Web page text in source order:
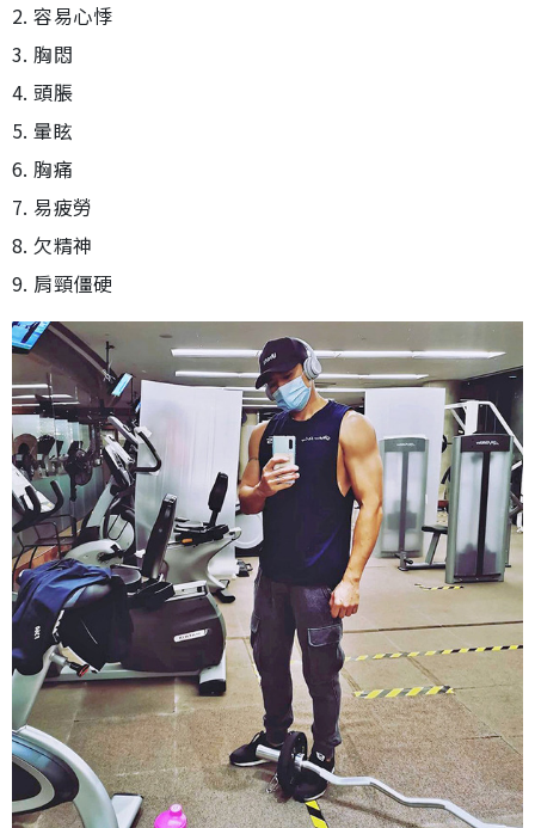
2. 容易心悸
3. 胸悶
4. 頭脹
5. 暈眩
6. 胸痛
7. 易疲勞
8. 欠精神
9. 肩頸僵硬